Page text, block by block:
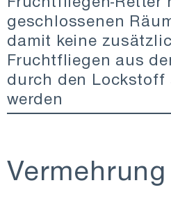
geschlossenen
damit keine
Fruchtfliegen aus
durch den Lockstoff
werden
Vermehrung